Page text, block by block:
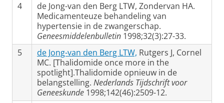
4
de Jong-van den Berg LTW, Zondervan HA.
Medicamenteuze behandeling van
hypertensie in de zwangerschap.
Geneesmiddelenbulletin 1998;32(3):27-33.
5
de Jong-van den Berg LTW, Rutgers J, Cornel
MC. [Thalidomide once more in the
spotlight].Thalidomide opnieuw in de
belangstelling. Nederlands Tijdschrift voor
Geneeskunde 1998;142(46):2509-12.